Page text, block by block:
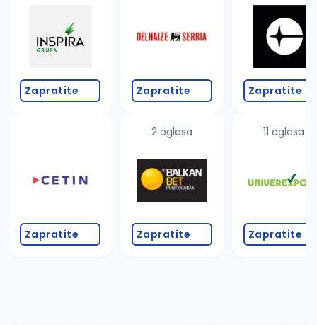
Takođe možete da:
proverite pravopisne greške (koristite č, ć, š, đ,
promenite odabrane filtere pretrage
Zapratite
Zapratite
Zapratite
2 oglasa
Zapratite
Zapratite
11 oglasa
Zapratite